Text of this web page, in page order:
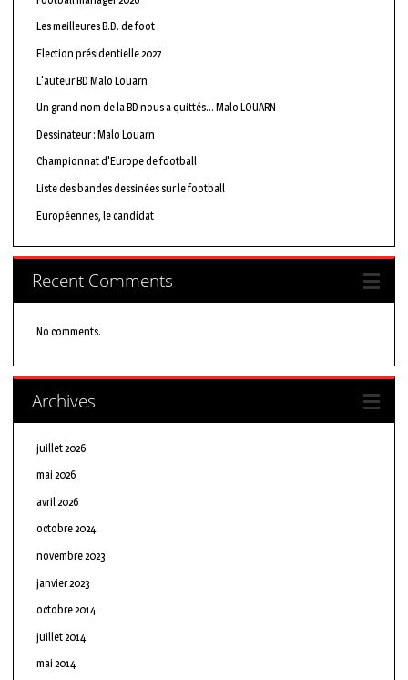
Les meilleures B.D. de foot
Election présidentielle 2027
L'auteur BD Malo Louarn
Un grand nom de la BD nous a quittés… Malo LOUARN
Dessinateur : Malo Louarn
Championnat d'Europe de football
Liste des bandes dessinées sur le football
Européennes, le candidat
Recent Comments
No comments.
Archives
juillet 2026
mai 2026
avril 2026
octobre 2024
novembre 2023
janvier 2023
octobre 2014
juillet 2014
mai 2014